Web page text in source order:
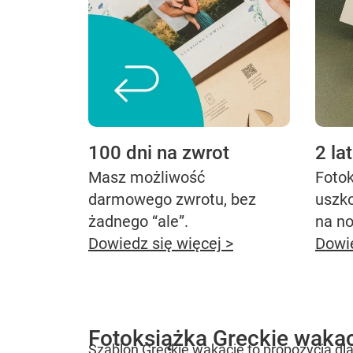
100 dni na zwrot
Masz możliwość
darmowego zwrotu, bez
żadnego “ale”.
Dowiedz się więcej >
2
na
Fotoksiążka Greckie
Szablon Greckie wakacje to propozycja